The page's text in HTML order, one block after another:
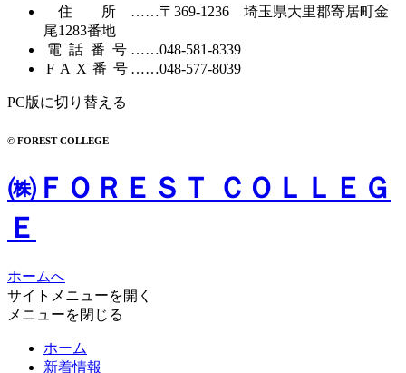
住所……〒369-1236 埼玉県大里郡寄居町金
尾1283番地
電話番号……048-581-8339
FAX番号……048-577-8039
PC版に切り替える
© FOREST COLLEGE
㈱ＦＯＲＥＳＴ ＣＯＬＬＥＧ
Ｅ
ホームへ
サイトメニューを開く
メニューを閉じる
ホーム
新着情報